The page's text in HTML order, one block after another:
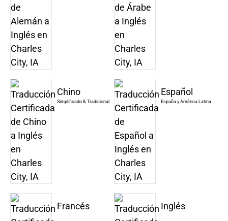
Chino
Simplificado & Tradicional
Español
España y América Latina
Francés Inglés